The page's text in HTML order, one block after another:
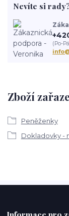
Zboží
Peněženky
Dokladovky -
Nevíte si
(Po-